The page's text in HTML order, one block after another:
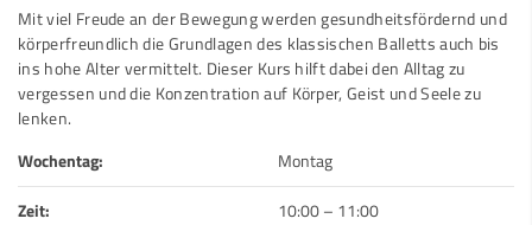
Mit viel Freude an der Bewegung werden gesundheitsfördernd und
körperfreundlich die Grundlagen des klassischen Balletts auch bis
ins hohe Alter vermittelt. Dieser Kurs hilft dabei den Alltag zu
vergessen und die Konzentration auf Körper, Geist und Seele zu
lenken.
Wochentag:
Montag
Zeit:
10:00– 11:00